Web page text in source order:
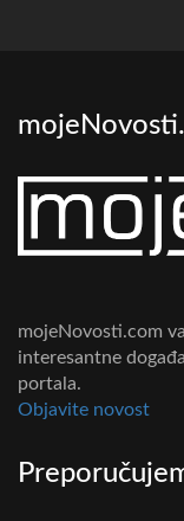
mojeNovosti.com
interesantne
portala.
Objavite novost